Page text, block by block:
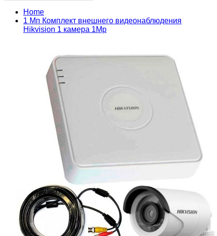
Home
1 Мп Комплект внешнего видеонаблюдения
Hikvision 1 камера 1Mp